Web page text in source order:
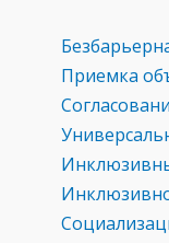
Приемка